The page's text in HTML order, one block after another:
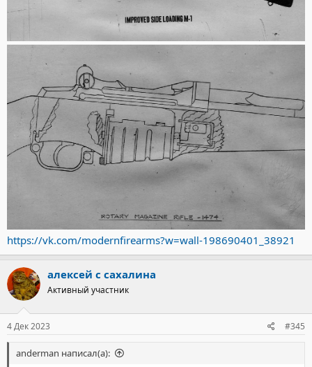
https://vk.com/modernfirearms?w=wall-198690401_38921
алексей с сахалина
Активный участник
4 Дек 2023 #345
anderman написал(а):